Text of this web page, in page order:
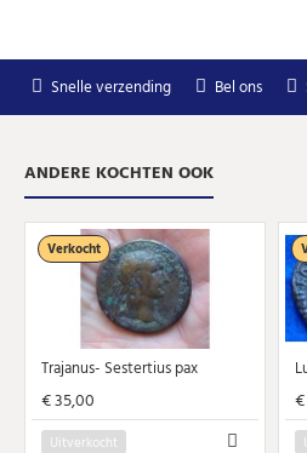
Snelle verzending Bel ons
ANDERE KOCHTEN OOK
Verkocht
Trajanus- Sestertius pax
€ 35,00
Uitverkocht